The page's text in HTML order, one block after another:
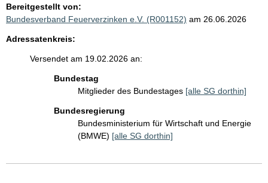
Bereitgestellt von:
Bundesverband Feuerverzinken e.V. (R001152) am 26.06.2026
Adressatenkreis:
Versendet am 19.02.2026 an:
Bundestag
Mitglieder des Bundestages [alle SG dorthin]
Bundesregierung
Bundesministerium für Wirtschaft und Energie
(BMWE) [alle SG dorthin]